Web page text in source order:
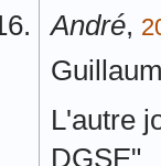
André,
L'autre
DGSE"